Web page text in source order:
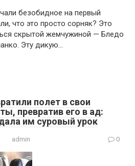
безобидное на первый
что это просто сорняк? Это
скрытой жемчужиной — Бледо
Эту дикую…
полет в свои
превратив его в ад:
им суровый урок
admin 0